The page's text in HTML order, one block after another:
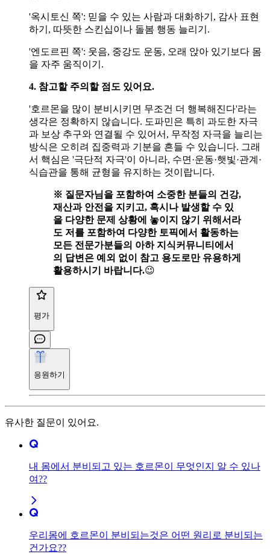
'옥시토신 쪽': 믿을 수 있는 사람과 대화하기, 감사 표현
하기, 따뜻한 스킨십이나 돌봄 행동 늘리기.
'엔도르핀 쪽': 웃음, 중강도 운동, 오래 앉아 있기보다 몸
을 자주 움직이기.
4. 참고할 주의할 점도 있어요.
'호르몬을 많이 분비시키면 무조건 더 행복해진다'라는
생각은 정확하지 않습니다. 도파민은 특히 과도한 자극
과 보상 추구와 연결될 수 있어서, 무작정 자극을 늘리는
방식은 오히려 집중력과 기분을 흔들 수 있습니다. 그래
서 핵심은 '극단적 자극'이 아니라, 수면·운동·햇빛·관계·
식습관을 통해 균형을 유지하는 것이랍니다.
※ 질문자님을 포함하여 소중한 분들의 건강,
재산과 안전을 지키고, 혹시나 발생할 수 있
을 다양한 문제 상황에 놓이지 않기 위해서라
도 저를 포함하여 다양한 토픽에서 활동하는
모든 전문가분들의 아하 지식커뮤니티에서
의 답변은 예외 없이 참고 용도로만 유용하게
활용하시기 바랍니다.😉
평가
응원하기
유사한 질문이 있어요.
내 몸에서 분비되고 있는 호르몬이 무엇인지 알 수 있나
여??
우리몸에 호르몬이 분비되는것은 어떤 원리로 분비되는
건가요??